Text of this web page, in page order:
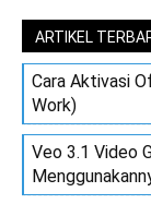
ARTIKEL
Cara Aktivasi
Work)
Veo 3.1 Video